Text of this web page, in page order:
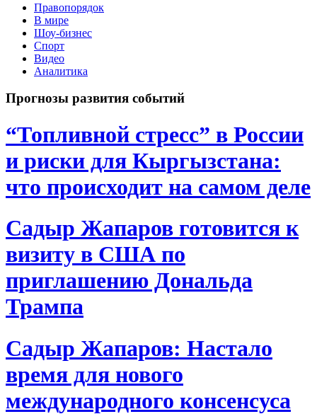
Правопорядок
В мире
Шоу-бизнес
Спорт
Видео
Аналитика
Прогнозы развития событий
“Топливной стресс” в России
и риски для Кыргызстана:
что происходит на самом деле
Садыр Жапаров готовится к
визиту в США по
приглашению Дональда
Трампа
Садыр Жапаров: Настало
время для нового
международного консенсуса